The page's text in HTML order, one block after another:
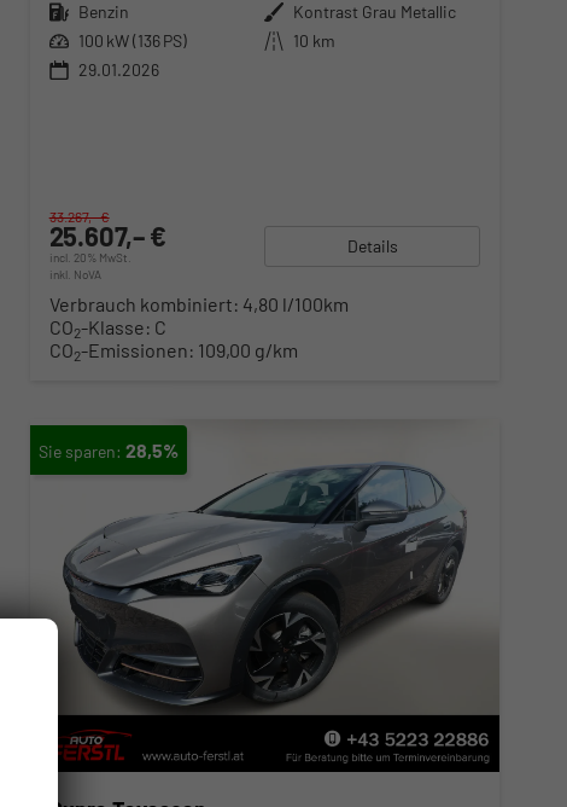
Kraftstoff Benzin Außenfarbe Kontrast Grau Metallic
Leistung 100 kW (136 PS) Kilometerstand 10 km
29.01.2026
25.607,– €
incl. 20% MwSt.
inkl. NoVA
33.267,– €
Details
Verbrauch kombiniert: 4,80 l/100km
CO2-Klasse: C
CO2-Emissionen: 109,00 g/km
28,5%